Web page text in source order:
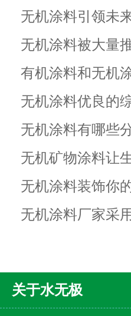
无机涂料引领未
无机涂料被大量
有机涂料和无机
无机涂料优良的
无机涂料有哪些
无机矿物涂料让
无机涂料装饰你
无机涂料厂家采
关于水无极